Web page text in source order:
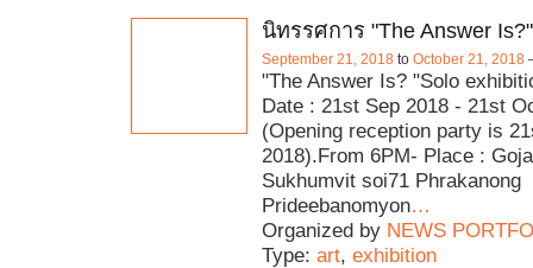
นิทรรศการ "The Answer Is?"
September 21, 2018 to October 21, 2018
"The Answer Is? "Solo
Date : 21st Sep 2018 - 21st
(Opening reception party is
2018).From 6PM- Place :
Sukhumvit soi71 Phrakanong
Prideebanomyon…
Organized by NEWS
Type: art, exhibition